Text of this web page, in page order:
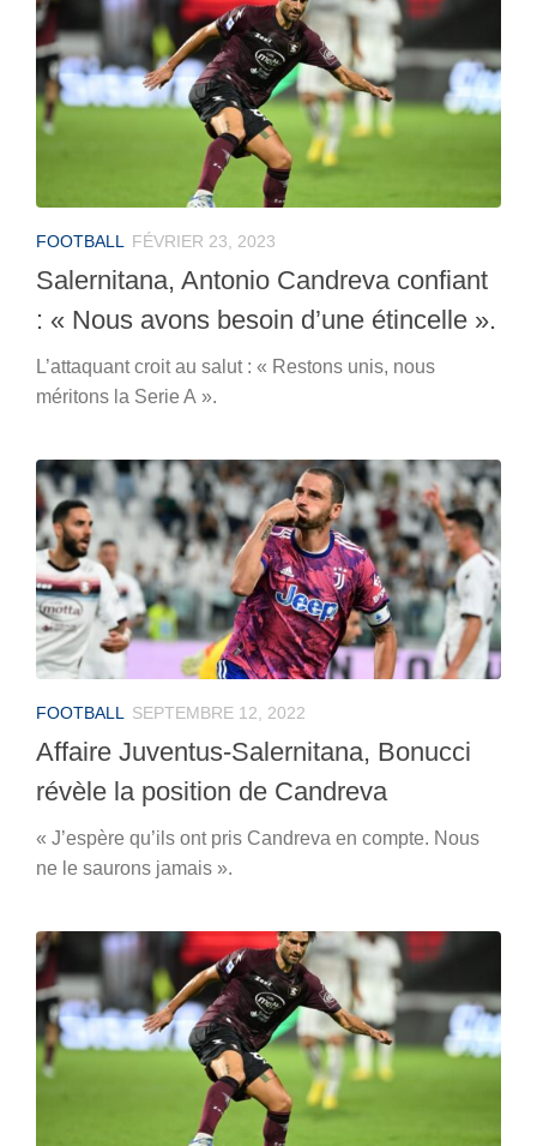
FOOTBALL FÉVRIER 23, 2023
Salernitana, Antonio Candreva confiant
: « Nous avons besoin d’une étincelle ».
L’attaquant croit au salut : « Restons unis, nous
méritons la Serie A ».
FOOTBALL SEPTEMBRE 12, 2022
Affaire Juventus-Salernitana, Bonucci
révèle la position de Candreva
« J’espère qu’ils ont pris Candreva en compte. Nous
ne le saurons jamais ».